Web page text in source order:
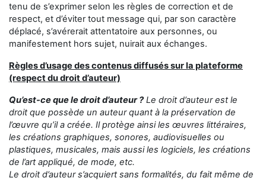
tenu de s’exprimer selon les règles de correction et de
respect, et d’éviter tout message qui, par son caractère
déplacé, s’avérerait attentatoire aux personnes, ou
manifestement hors sujet, nuirait aux échanges.
Règles d’usage des contenus diffusés sur la plateforme
(respect du droit d’auteur)
Qu’est-ce que le droit d’auteur ?Le droit d’auteur est le
droit que possède un auteur quant à la préservation de
l’œuvre qu’il a créée. Il protège ainsi les œuvres littéraires,
les créations graphiques, sonores, audiovisuelles ou
plastiques, musicales, mais aussi les logiciels, les créations
de l’art appliqué, de mode, etc.
Le droit d’auteur s’acquiert sans formalités, du fait même de